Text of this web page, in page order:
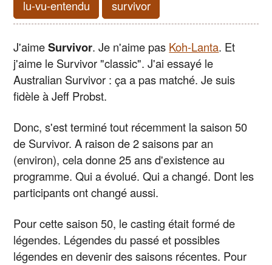
lu-vu-entendu
survivor
J'aimeSurvivor. Je n'aime pas Koh-Lanta. Et
j'aime le Survivor "classic". J'ai essayé le
Australian Survivor : ça a pas matché. Je suis
fidèle à Jeff Probst.
Donc, s'est terminé tout récemment la saison 50
de Survivor. A raison de 2 saisons par an
(environ), cela donne 25 ans d'existence au
programme. Qui a évolué. Qui a changé. Dont les
participants ont changé aussi.
Pour cette saison 50, le casting était formé de
légendes. Légendes du passé et possibles
légendes en devenir des saisons récentes. Pour